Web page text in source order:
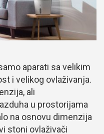
aparati sa velikim
i velikog ovlaživanja.
ali
u prostorijama
na osnovu dimenzija
stoni ovlaživači